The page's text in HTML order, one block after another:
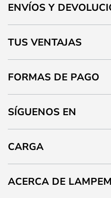
ENVÍOS Y
TUS VENTAJAS
FORMAS DE PAGO
SÍGUENOS EN
CARGA
ACERCA DE